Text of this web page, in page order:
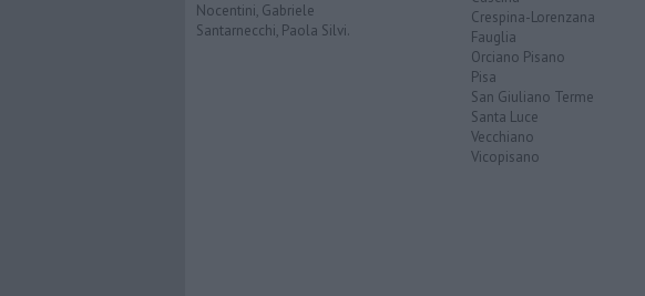
Nocentini, Gabriele
Santarnecchi, Paola Silvi.
Crespina-Lorenzana
Fauglia
Orciano Pisano
Pisa
San Giuliano Terme
Santa Luce
Vecchiano
Vicopisano